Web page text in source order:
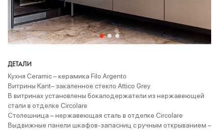
ДЕТАЛИ
Кухня Ceramic – керамика Filo Argento
Витрины Kant– закаленное стекло Attico Grey
В витринах установлены бокалодержатели из нержавеющей
стали в отделке Circolare
Столешница – нержавеющая сталь в отделке Circolare
Выдвижные панели шкафов-запасниц с ручным открыванием –